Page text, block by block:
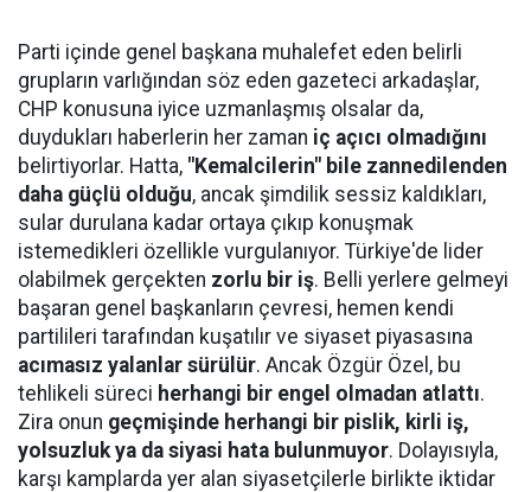
Parti içinde genel başkana muhalefet eden belirli
grupların varlığından söz eden gazeteci arkadaşlar,
CHP konusuna iyice uzmanlaşmış olsalar da,
duydukları haberlerin her zaman iç açıcı olmadığını
belirtiyorlar. Hatta, "Kemalcilerin" bile zannedilenden
daha güçlü olduğu, ancak şimdilik sessiz kaldıkları,
sular durulana kadar ortaya çıkıp konuşmak
istemedikleri özellikle vurgulanıyor. Türkiye'de lider
olabilmek gerçekten zorlu bir iş. Belli yerlere gelmeyi
başaran genel başkanların çevresi, hemen kendi
partilileri tarafından kuşatılır ve siyaset piyasasına
acımasız yalanlar sürülür. Ancak Özgür Özel, bu
tehlikeli süreci herhangi bir engel olmadan atlattı.
Zira onun geçmişinde herhangi bir pislik, kirli iş,
yolsuzluk ya da siyasi hata bulunmuyor. Dolayısıyla,
karşı kamplarda yer alan siyasetçilerle birlikte iktidar